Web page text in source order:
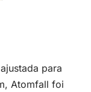
para
Atomfall foi